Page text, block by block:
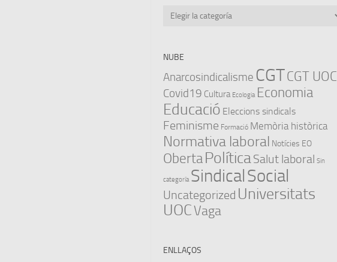
Categories
NUBE
Anarcosindicalisme CGTCGT UOC
Covid19 Cultura Ecologia Economia
Educació Eleccions sindicals
Feminisme Formació Memòria històrica
Normativa laboral Notícies EO
ObertaPolíticaSalut laboral Sin
categoría SindicalSocial
Uncategorized Universitats
UOCVaga
ENLLAÇOS